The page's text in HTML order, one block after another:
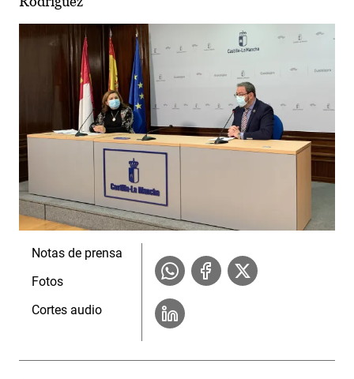
Notas de prensa
Fotos
Cortes audio